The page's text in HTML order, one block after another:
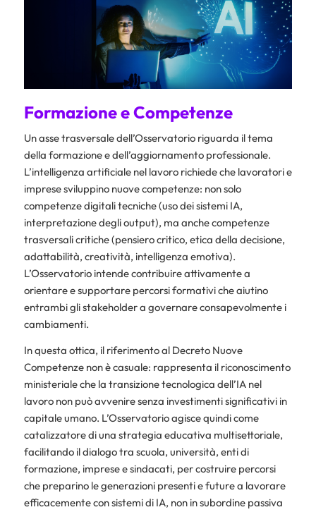
Formazione e Competenze
Un asse trasversale dell’Osservatorio riguarda il tema
della formazione e dell’aggiornamento professionale.
L’intelligenza artificiale nel lavoro richiede che lavoratori e
imprese sviluppino nuove competenze: non solo
competenze digitali tecniche (uso dei sistemi IA,
interpretazione degli output), ma anche competenze
trasversali critiche (pensiero critico, etica della decisione,
adattabilità, creatività, intelligenza emotiva).
L’Osservatorio intende contribuire attivamente a
orientare e supportare percorsi formativi che aiutino
entrambi gli stakeholder a governare consapevolmente i
cambiamenti.
In questa ottica, il riferimento al Decreto Nuove
Competenze non è casuale: rappresenta il riconoscimento
ministeriale che la transizione tecnologica dell’IA nel
lavoro non può avvenire senza investimenti significativi in
capitale umano. L’Osservatorio agisce quindi come
catalizzatore di una strategia educativa multisettoriale,
facilitando il dialogo tra scuola, università, enti di
formazione, imprese e sindacati, per costruire percorsi
che preparino le generazioni presenti e future a lavorare
efficacemente con sistemi di IA, non in subordine passiva